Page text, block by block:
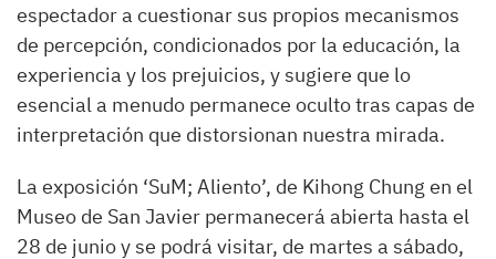
espectador a cuestionar sus propios mecanismos
de percepción, condicionados por la educación, la
experiencia y los prejuicios, y sugiere que lo
esencial a menudo permanece oculto tras capas de
interpretación que distorsionan nuestra mirada.
La exposición ‘SuM; Aliento’, de Kihong Chung en el
Museo de San Javier permanecerá abierta hasta el
28 de junio y se podrá visitar, de martes a sábado,